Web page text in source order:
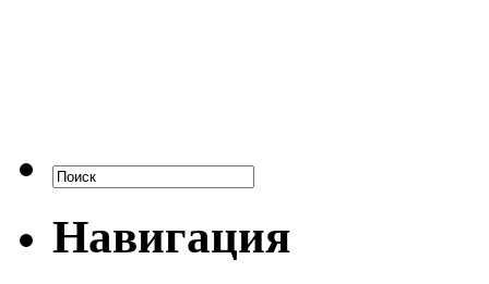
Навигация